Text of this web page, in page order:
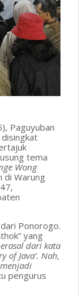
Paguyuban
tema
Wong
di Warung
Ponorogo.
yang
dari kata
of Java’. Nah,
pengurus